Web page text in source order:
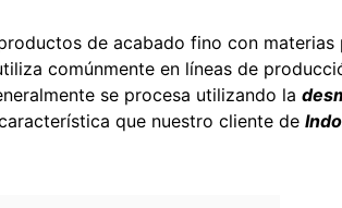
de acabado fino con materias
comúnmente en líneas de
se procesa utilizando la
que nuestro cliente de